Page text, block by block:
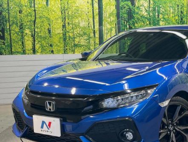
クカメラ アイドリング ＥＴＣ スマートキー（群馬県）